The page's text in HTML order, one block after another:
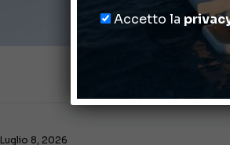
Luglio 8, 2026
Accetto la